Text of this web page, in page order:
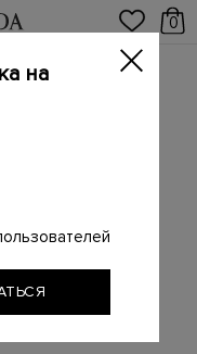
0
отделкой
на